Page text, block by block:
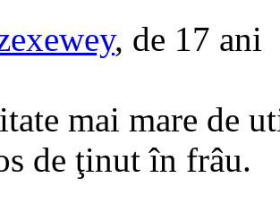
, de 17 ani
mai mare de
de ţinut în frâu.